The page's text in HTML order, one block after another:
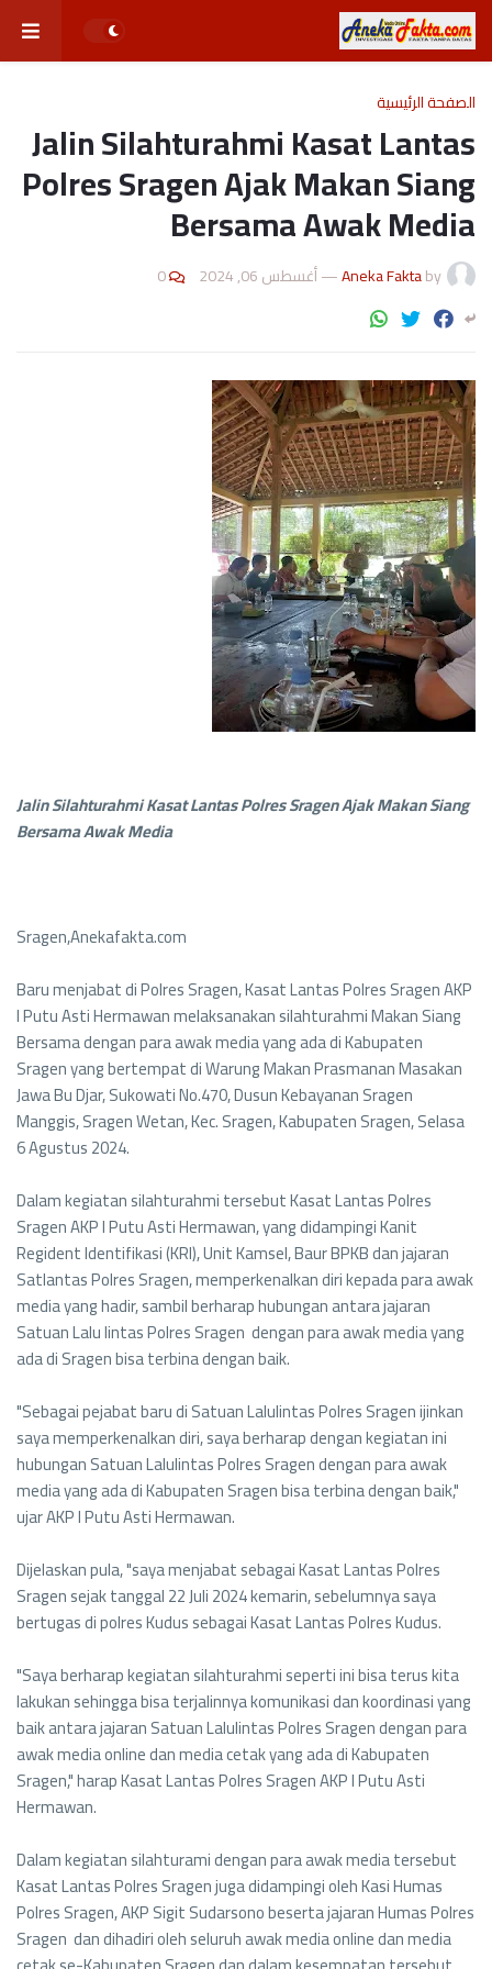
الصفحة الرئيسية
Jalin Silahturahmi Kasat Lantas
Polres Sragen Ajak Makan Siang
Bersama Awak Media
by
Aneka Fakta
—أغسطس 06, 2024 0
Jalin Silahturahmi Kasat Lantas Polres Sragen Ajak Makan Siang
Bersama Awak Media
Sragen,Anekafakta.com
Baru menjabat di Polres Sragen, Kasat Lantas Polres Sragen AKP
I Putu Asti Hermawan melaksanakan silahturahmi Makan Siang
Bersama dengan para awak media yang ada di Kabupaten
Sragen yang bertempat di Warung Makan Prasmanan Masakan
Jawa Bu Djar, Sukowati No.470, Dusun Kebayanan Sragen
Manggis, Sragen Wetan, Kec. Sragen, Kabupaten Sragen, Selasa
6 Agustus 2024.
Dalam kegiatan silahturahmi tersebut Kasat Lantas Polres
Sragen AKP I Putu Asti Hermawan, yang didampingi Kanit
Regident Identifikasi (KRI), Unit Kamsel, Baur BPKB dan jajaran
Satlantas Polres Sragen, memperkenalkan diri kepada para awak
media yang hadir, sambil berharap hubungan antara jajaran
Satuan Lalu lintas Polres Sragen dengan para awak media yang
ada di Sragen bisa terbina dengan baik.
"Sebagai pejabat baru di Satuan Lalulintas Polres Sragen ijinkan
saya memperkenalkan diri, saya berharap dengan kegiatan ini
hubungan Satuan Lalulintas Polres Sragen dengan para awak
media yang ada di Kabupaten Sragen bisa terbina dengan baik,"
ujar AKP I Putu Asti Hermawan.
Dijelaskan pula, "saya menjabat sebagai Kasat Lantas Polres
Sragen sejak tanggal 22 Juli 2024 kemarin, sebelumnya saya
bertugas di polres Kudus sebagai Kasat Lantas Polres Kudus.
"Saya berharap kegiatan silahturahmi seperti ini bisa terus kita
lakukan sehingga bisa terjalinnya komunikasi dan koordinasi yang
baik antara jajaran Satuan Lalulintas Polres Sragen dengan para
awak media online dan media cetak yang ada di Kabupaten
Sragen," harap Kasat Lantas Polres Sragen AKP I Putu Asti
Hermawan.
Dalam kegiatan silahturami dengan para awak media tersebut
Kasat Lantas Polres Sragen juga didampingi oleh Kasi Humas
Polres Sragen, AKP Sigit Sudarsono beserta jajaran Humas Polres
Sragen dan dihadiri oleh seluruh awak media online dan media